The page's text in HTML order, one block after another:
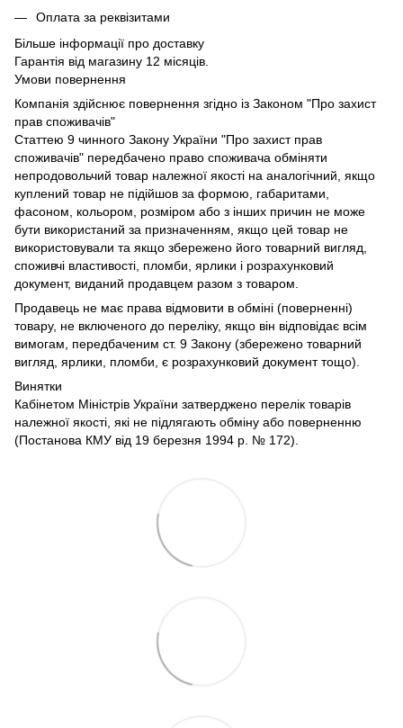
Оплата за реквізитами
Більше інформації про доставку
Гарантія від магазину 12 місяців.
Умови повернення
Компанія здійснює повернення згідно із Законом "Про захист
прав споживачів"
Статтею 9 чинного Закону України "Про захист прав
споживачів" передбачено право споживача обміняти
непродовольчий товар належної якості на аналогічний, якщо
куплений товар не підійшов за формою, габаритами,
фасоном, кольором, розміром або з інших причин не може
бути використаний за призначенням, якщо цей товар не
використовували та якщо збережено його товарний вигляд,
споживчі властивості, пломби, ярлики і розрахунковий
документ, виданий продавцем разом з товаром.
Продавець не має права відмовити в обміні (поверненні)
товару, не включеного до переліку, якщо він відповідає всім
вимогам, передбаченим ст. 9 Закону (збережено товарний
вигляд, ярлики, пломби, є розрахунковий документ тощо).
Винятки
Кабінетом Міністрів України затверджено перелік товарів
належної якості, які не підлягають обміну або поверненню
(Постанова КМУ від 19 березня 1994 р. № 172).